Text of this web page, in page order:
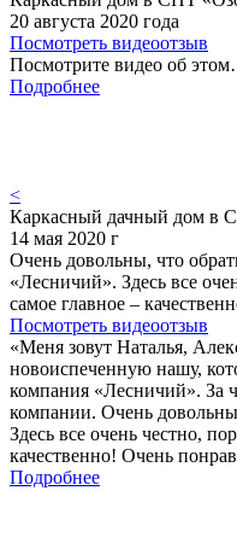
20 августа 2020 года
Посмотреть видеоотзыв
Посмотрите видео об
Подробнее
<
Каркасный дачный дом в
14 мая 2020 г
Очень довольны, что
«Лесничий». Здесь все
самое главное –
Посмотреть видеоотзыв
«Меня зовут Наталья,
новоиспеченную нашу,
компания «Лесничий». За
компании. Очень
Здесь все очень честно,
качественно! Очень
Подробнее